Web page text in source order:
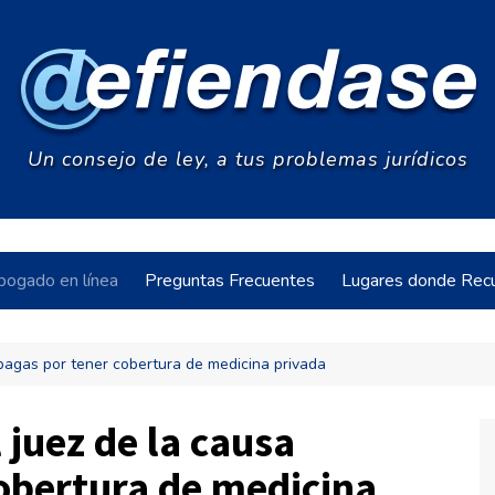
Un consejo de ley, a tus problemas jurídicos
en línea Preguntas Frecuentes Lugares donde
por tener cobertura de medicina privada
de la causa